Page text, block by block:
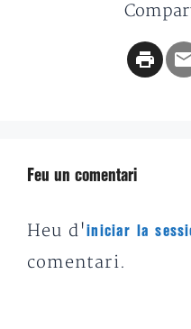
Feu un comentari
Heu d'iniciar la
comentari.